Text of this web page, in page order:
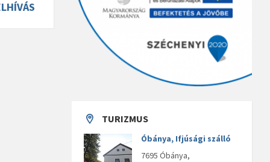
TURIZMUS
Óbánya, Ifjúsági szálló
7695 Óbánya,